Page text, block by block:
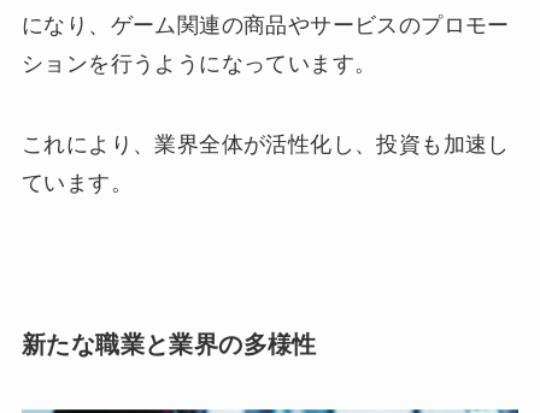
になり、ゲーム関連の商品やサービスのプロモー
ションを行うようになっています。
これにより、業界全体が活性化し、投資も加速し
ています。
新たな職業と業界の多様性